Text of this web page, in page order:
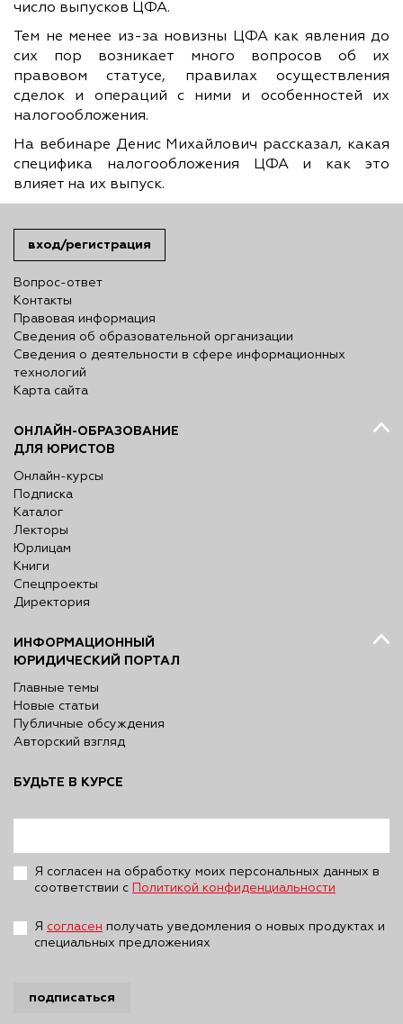
число выпусков ЦФА.
Тем не менее из-за новизны ЦФА как явления до
сих пор возникает много вопросов об их
правовом статусе, правилах осуществления
сделок и операций с ними и особенностей их
налогообложения.
На вебинаре Денис Михайлович рассказал, какая
специфика налогообложения ЦФА и как это
влияет на их выпуск.
вход/регистрация
Вопрос-ответ
Контакты
Правовая информация
Сведения об образовательной организации
Сведения о деятельности в сфере информационных
технологий
Карта сайта
ОНЛАЙН-ОБРАЗОВАНИЕ
ДЛЯ ЮРИСТОВ
Онлайн-курсы
Подписка
Каталог
Лекторы
Юрлицам
Книги
Спецпроекты
Директория
ИНФОРМАЦИОННЫЙ
ЮРИДИЧЕСКИЙ ПОРТАЛ
Главные темы
Новые статьи
Публичные обсуждения
Авторский взгляд
БУДЬТЕ В КУРСЕ
Я согласен на обработку моих персональных данных в
соответствии с
Политикой конфиденциальности
Я согласен получать уведомления о новых продуктах и
специальных предложениях
подписаться